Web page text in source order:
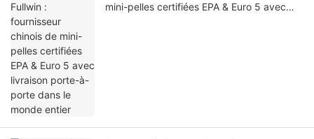
mini-pelles certifiées EPA & Euro 5 avec